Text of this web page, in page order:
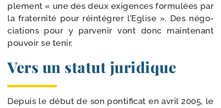
ple­ment « une des deux exi­gences for­mu­lées par
la fra­ter­ni­té pour réin­té­grer l’Eglise ». Des négo­
cia­tions pour y par­ve­nir vont donc main­te­nant
pou­voir se tenir.
Vers un statut juridique
Depuis le début de son pon­ti­fi­cat en avril 2005, le